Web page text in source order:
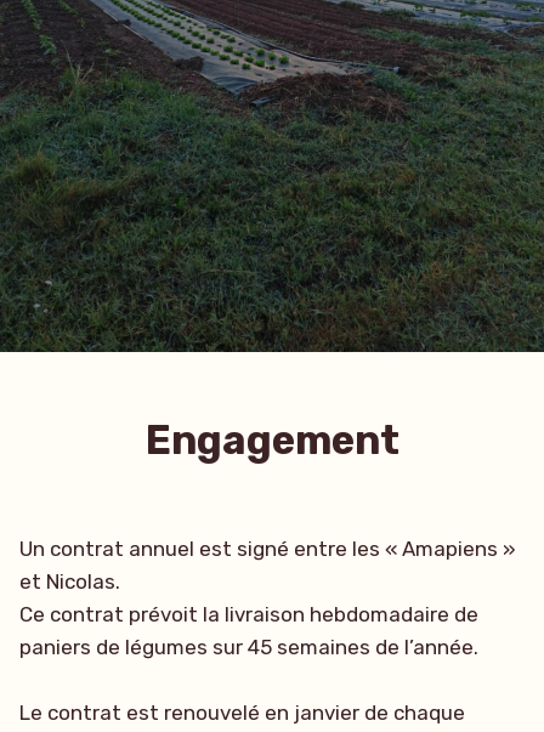
Engagement
Un contrat annuel est signé entre les « Amapiens »
et Nicolas.
Ce contrat prévoit la livraison hebdomadaire de
paniers de légumes sur 45 semaines de l’année.
Le contrat est renouvelé en janvier de chaque